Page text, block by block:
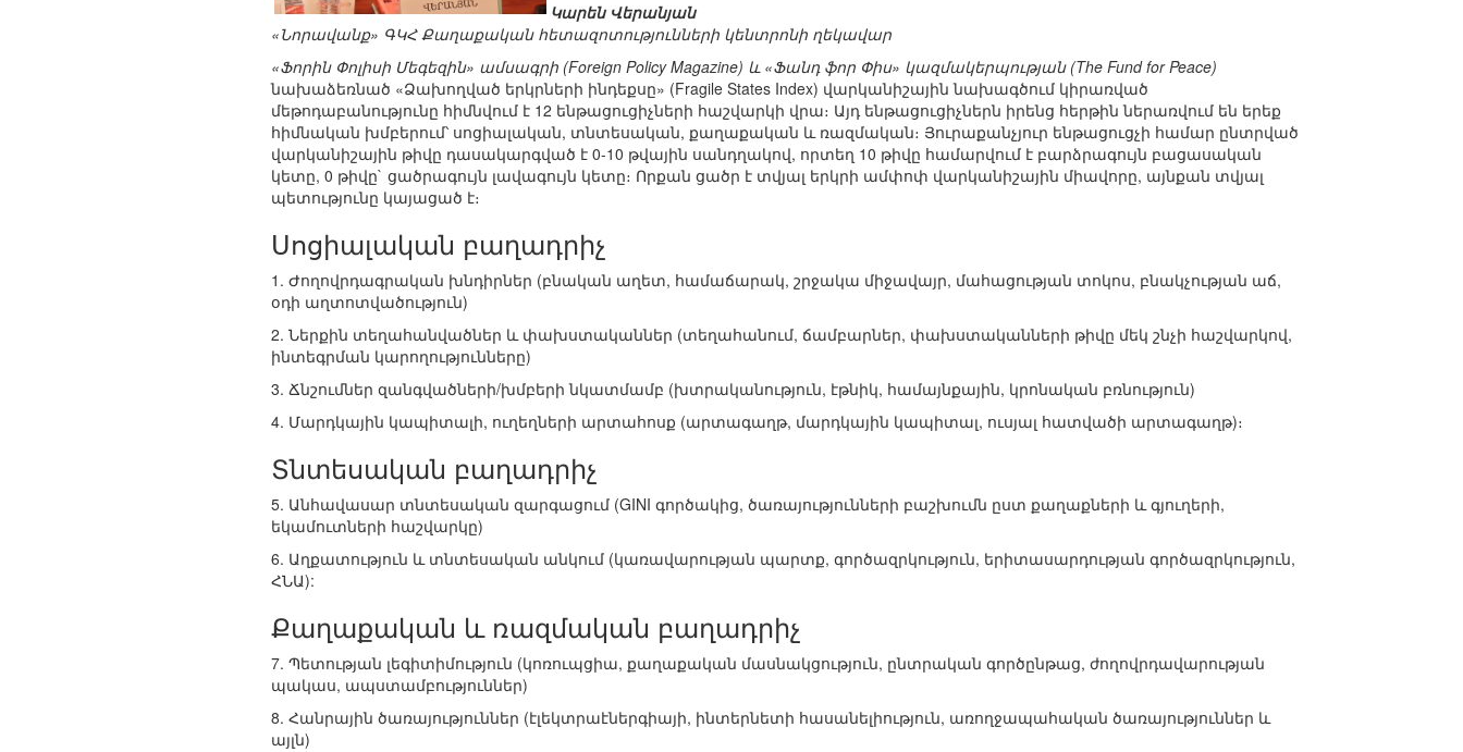
Կարեն Վերանյան
«Նորավանք» ԳԿՀ Քաղաքական հետազոտությունների կենտրոնի ղեկավար
«Ֆորին Փոլիսի Մեգեզին» ամսագրի (Foreign Policy Magazine) և «Ֆանդ ֆոր Փիս» կազմակերպության (The Fund for Peace)
նախաձեռնած «Ձախողված երկրների ինդեքսը» (Fragile States Index) վարկանիշային նախագծում կիրառված
մեթոդաբանությունը հիմնվում է 12 ենթացուցիչների հաշվարկի վրա։ Այդ ենթացուցիչներն իրենց հերթին ներառվում են երեք
հիմնական խմբերում՝ սոցիալական, տնտեսական, քաղաքական և ռազմական։ Յուրաքանչյուր ենթացուցչի համար ընտրված
վարկանիշային թիվը դասակարգված է 0-10 թվային սանդղակով, որտեղ 10 թիվը համարվում է բարձրագույն բացասական
կետը, 0 թիվը` ցածրագույն լավագույն կետը։ Որքան ցածր է տվյալ երկրի ամփոփ վարկանիշային միավորը, այնքան տվյալ
պետությունը կայացած է։
Սոցիալական բաղադրիչ
1. Ժողովրդագրական խնդիրներ (բնական աղետ, համաճարակ, շրջակա միջավայր, մահացության տոկոս, բնակչության աճ,
օդի աղտոտվածություն)
2. Ներքին տեղահանվածներ և փախստականներ (տեղահանում, ճամբարներ, փախստականների թիվը մեկ շնչի հաշվարկով,
ինտեգրման կարողությունները)
3. Ճնշումներ զանգվածների/խմբերի նկատմամբ (խտրականություն, էթնիկ, համայնքային, կրոնական բռնություն)
4. Մարդկային կապիտալի, ուղեղների արտահոսք (արտագաղթ, մարդկային կապիտալ, ուսյալ հատվածի արտագաղթ)։
Տնտեսական բաղադրիչ
5. Անհավասար տնտեսական զարգացում (GINI գործակից, ծառայությունների բաշխումն ըստ քաղաքների և գյուղերի,
եկամուտների հաշվարկը)
6. Աղքատություն և տնտեսական անկում (կառավարության պարտք, գործազրկություն, երիտասարդության գործազրկություն,
ՀՆԱ):
Քաղաքական և ռազմական բաղադրիչ
7. Պետության լեգիտիմություն (կոռուպցիա, քաղաքական մասնակցություն, ընտրական գործընթաց, ժողովրդավարության
պակաս, ապստամբություններ)
8. Հանրային ծառայություններ (էլեկտրաէներգիայի, ինտերնետի հասանելիություն, առողջապահական ծառայություններ և
այլն)